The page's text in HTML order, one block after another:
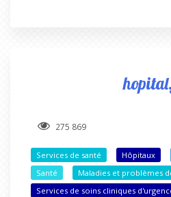
275 869
Services de santé Hôpitaux
Santé
Maladies et problèmes
Services de soins cliniques